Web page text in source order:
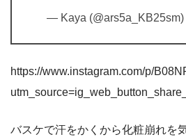
— Kaya (@ars5a_KB25sm)
https://www.instagram.com/p/
バスケで汗をかくから化粧崩れを